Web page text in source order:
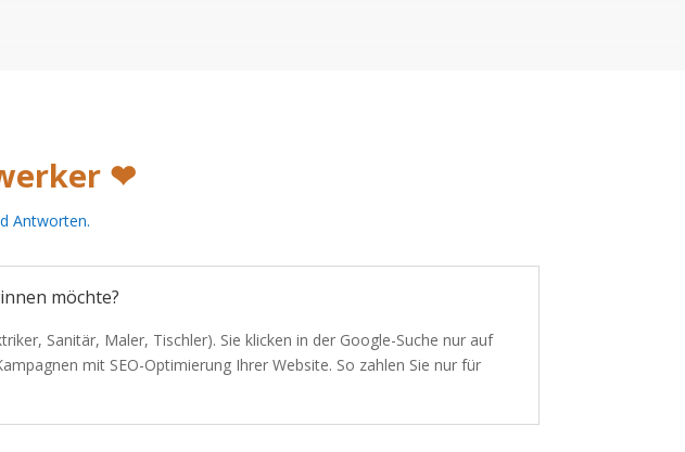
❤
Antworten.
möchte?
Sanitär, Maler, Tischler). Sie klicken in der Google-Suche nur auf
mit SEO-Optimierung Ihrer Website. So zahlen Sie nur für